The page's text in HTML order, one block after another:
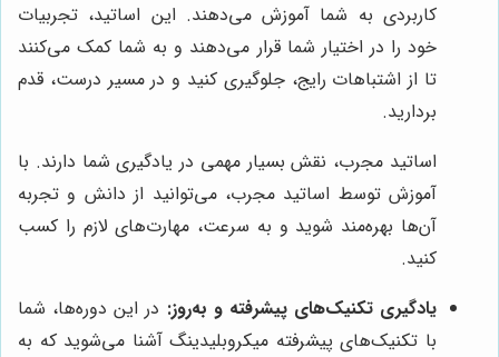
کاربردی به شما آموزش می‌دهند. این اساتید، تجربیات
خود را در اختیار شما قرار می‌دهند و به شما کمک می‌کنند
تا از اشتباهات رایج، جلوگیری کنید و در مسیر درست، قدم
بردارید.
اساتید مجرب، نقش بسیار مهمی در یادگیری شما دارند. با
آموزش توسط اساتید مجرب، می‌توانید از دانش و تجربه
آن‌ها بهره‌مند شوید و به سرعت، مهارت‌های لازم را کسب
کنید.
یادگیری تکنیک‌های پیشرفته و به‌روز: در این دوره‌ها، شما
با تکنیک‌های پیشرفته میکروبلیدینگ آشنا می‌شوید که به